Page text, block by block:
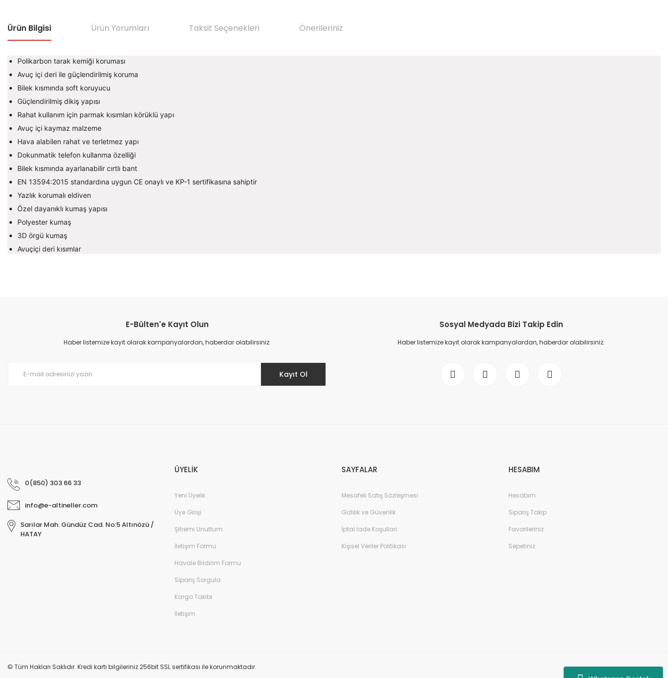
Ürün Bilgisi Ürün Yorumları Taksit Seçenekleri Önerileriniz
Polikarbon tarak kemiği koruması
Avuç içi deri ile güçlendirilmiş koruma
Bilek kısmında soft koruyucu
Güçlendirilmiş dikiş yapısı
Rahat kullanım için parmak kısımları körüklü yapı
Avuç içi kaymaz malzeme
Hava alabilen rahat ve terletmez yapı
Dokunmatik telefon kullanma özelliği
Bilek kısmında ayarlanabilir cırtlı bant
EN 13594:2015 standardına uygun CE onaylı ve KP-1 sertifikasına sahiptir
Yazlık korumalı eldiven
Özel dayanıklı kumaş yapısı
Polyester kumaş
3D örgü kumaş
Avuçiçi deri kısımlar
Ürün resmi kalitesiz, bozuk veya görüntülenemiyor.
Ürün açıklamasında eksik bilgiler bulunuyor.
E-Bülten'e Kayıt Olun
Haber listemize kayıt olarak kampanyalardan, haberdar olabilirsiniz.
Kayıt Ol
Sosyal Medyada Bizi Takip Edin
Haber listemize kayıt olarak kampanyalardan, haberdar olabilirsiniz.
0(850) 303 66 33
info@e-altineller.com
Sarılar Mah. Gündüz Cad. No:5 Altınözü /
HATAY
ÜYELİK
Yeni Üyelik
Üye Girişi
Şifremi Unuttum
İletişim Formu
Havale Bildirim Formu
Sipariş Sorgula
Kargo Takibi
İletişim
SAYFALAR
Mesafeli Satış Sözleşmesi
Gizlilik ve Güvenlik
İptal İade Koşullari
Kişisel Veriler Politikası
HESABIM
Hesabım
Sipariş Takip
Favorileriniz
Sepetiniz
© Tüm Hakları Saklıdır. Kredi kartı bilgileriniz 256bit SSL sertifikası ile korunmaktadır.